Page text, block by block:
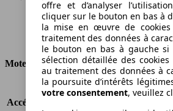
Ø 7.3 l/100km
Consommation
Moteur et Puissance
KW (CH)
70 kW (95
Accélération (0-100 km/h)
offre et d’analyser
cliquer sur le bouton en bas à
la mise en œuvre de
traitement des données à
le bouton en bas à gauche
sélection détaillée des
au traitement des données à
la poursuite d’intérêts
votre consentement, veuillez